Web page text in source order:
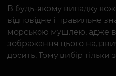
В будь-якому випадку
відповідне і правильне
морською мушлею, адже
зображення цього
досить. Тому вибір тільки